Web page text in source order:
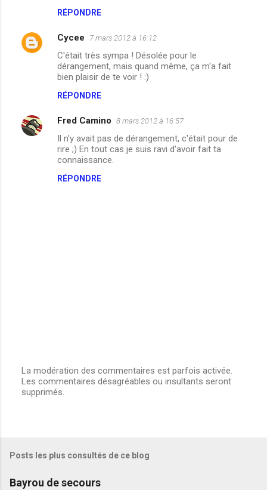
a
RÉPONDRE
Cycee 7 mars 2012 à 16:12
C'était très sympa ! Désolée pour le
dérangement, mais quand même, ça m'a fait
bien plaisir de te voir ! :)
RÉPONDRE
Fred Camino 8 mars 2012 à 16:57
Il n'y avait pas de dérangement, c'était pour de
rire ;) En tout cas je suis ravi d'avoir fait ta
connaissance.
RÉPONDRE
E
n
t
e
La modération des commentaires est parfois activée.
Les commentaires désagréables ou insultants seront
supprimés.
Posts les plus consultés de ce blog
Bayrou de secours